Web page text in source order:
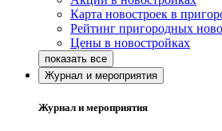
Карта новостроек в
Рейтинг пригородных
Цены в новостройках
Журнал и мероприятия
Журнал и мероприятия